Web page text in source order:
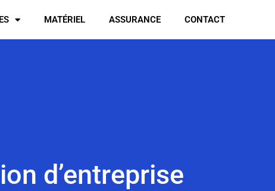
MATÉRIEL ASSURANCE CONTACT
d’entreprise